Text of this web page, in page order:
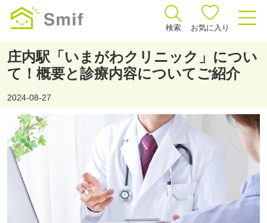
検索 お気に入り
庄内駅「いまがわクリニック」につい
て！概要と診療内容についてご紹介
2024-08-27